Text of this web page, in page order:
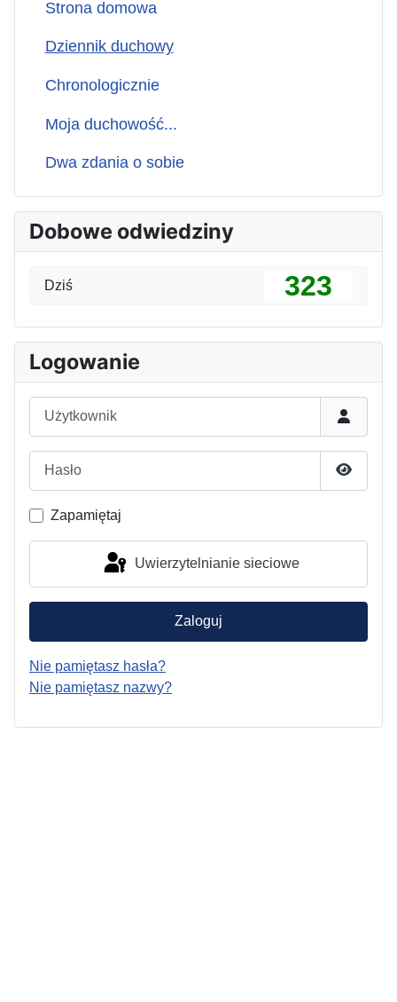
Strona domowa
Dziennik duchowy
Chronologicznie
Moja duchowość...
Dwa zdania o sobie
Dobowe odwiedziny
Dziś 323
Logowanie
Pokaż
Zapamiętaj
Uwierzytelnianie sieciowe
Zaloguj
Nie pamiętasz hasła?
Nie pamiętasz nazwy?